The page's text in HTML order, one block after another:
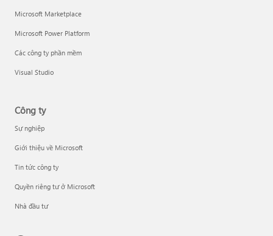
Microsoft Marketplace
Microsoft Power Platform
Các công ty phần mềm
Visual Studio
Công ty
Sự nghiệp
Giới thiệu về Microsoft
Tin tức công ty
Quyền riêng tư ở Microsoft
Nhà đầu tư